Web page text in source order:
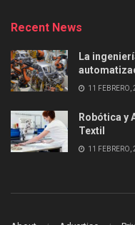
Recent News
La
11 FEBRERO,
Robótica y
Textil
11 FEBRERO,